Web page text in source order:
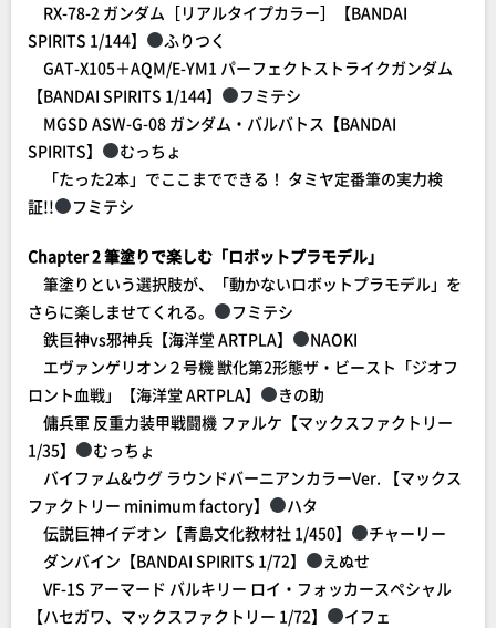
RX-78-2 ガンダム［リアルタイプカラー］【BANDAI
SPIRITS 1/144】
ふりつく
GAT-X105＋AQM/E-YM1 パーフェクトストライクガンダム
【BANDAI SPIRITS 1/144】
フミテシ
MGSD ASW-G-08 ガンダム・バルバトス【BANDAI
SPIRITS】
むっちょ
「たった2本」でここまでできる！ タミヤ定番筆の実力検
証!!
フミテシ
Chapter 2 筆塗りで楽しむ「ロボットプラモデル」
筆塗りという選択肢が、「動かないロボットプラモデル」を
さらに楽しませてくれる。
フミテシ
鉄巨神vs邪神兵【海洋堂 ARTPLA】
NAOKI
エヴァンゲリオン２号機 獣化第2形態ザ・ビースト「ジオフ
ロント血戦」【海洋堂 ARTPLA】
きの助
傭兵軍 反重力装甲戦闘機 ファルケ【マックスファクトリー
1/35】
むっちょ
バイファム&ウグ ラウンドバーニアンカラーVer. 【マックス
ファクトリー minimum factory】
ハタ
伝説巨神イデオン【青島文化教材社 1/450】
チャーリー
ダンバイン【BANDAI SPIRITS 1/72】
えぬせ
VF-1S アーマード バルキリー ロイ・フォッカースペシャル
【ハセガワ、マックスファクトリー 1/72】
イフェ